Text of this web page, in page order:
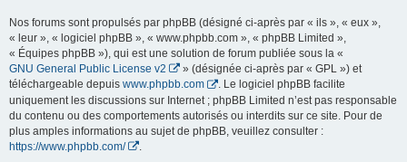
Nos forums sont propulsés par phpBB (désigné ci-après par « ils », « eux »,
« leur », « logiciel phpBB », « www.phpbb.com », « phpBB Limited »,
« Équipes phpBB »), qui est une solution de forum publiée sous la «
GNU General Public License v2
» (désignée ci-après par « GPL ») et
téléchargeable depuis www.phpbb.com
. Le logiciel phpBB facilite
uniquement les discussions sur Internet ; phpBB Limited n’est pas responsable
du contenu ou des comportements autorisés ou interdits sur ce site. Pour de
plus amples informations au sujet de phpBB, veuillez consulter :
https://www.phpbb.com/